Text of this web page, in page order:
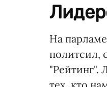
На
политсил,
"Рейтинг".